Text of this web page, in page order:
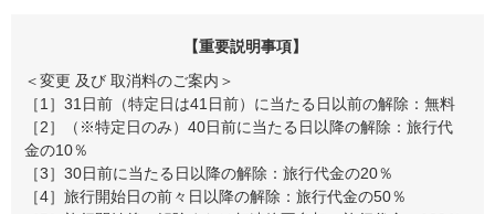
【重要説明事項】
＜変更 及び 取消料のご案内＞
［1］31日前（特定日は41日前）に当たる日以前の解除：無料
［2］（※特定日のみ）40日前に当たる日以降の解除：旅行代
金の10％
［3］30日前に当たる日以降の解除：旅行代金の20％
［4］旅行開始日の前々日以降の解除：旅行代金の50％